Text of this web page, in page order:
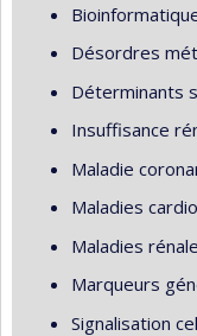
Désordres
Déterminants
Insuffisance
Maladie
Maladies
Maladies
Marqueurs
Signalisation